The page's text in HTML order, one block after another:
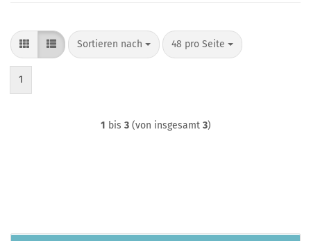
Sortieren nach
Sortieren nach 48 pro Seite
pro Seite
1
1 bis 3(von insgesamt 3)